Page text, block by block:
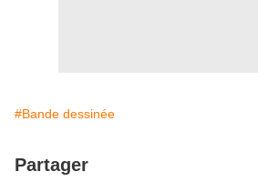
#Bande dessinée
Partager